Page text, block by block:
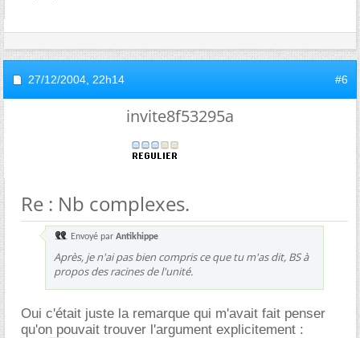
27/12/2004, 22h14 #6
invite8f53295a
Re : Nb complexes.
Envoyé par Antikhippe
Après, je n'ai pas bien compris ce que tu m'as dit, BS à
propos des racines de l'unité.
Oui c'était juste la remarque qui m'avait fait penser
qu'on pouvait trouver l'argument explicitement :